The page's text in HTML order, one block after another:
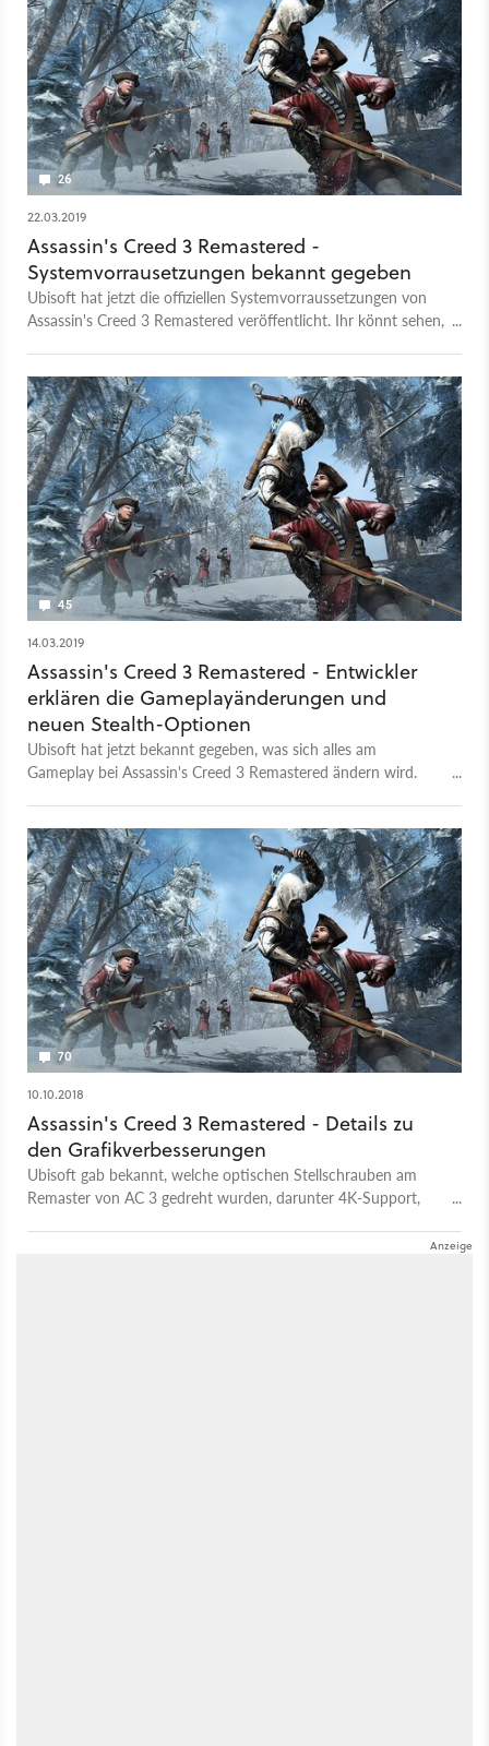
26
22.03.2019
Assassin's Creed 3 Remastered -
Systemvorrausetzungen bekannt gegeben
Ubisoft hat jetzt die offiziellen Systemvorraussetzungen von
Assassin's Creed 3 Remastered veröffentlicht. Ihr könnt sehen,
45
14.03.2019
Assassin's Creed 3 Remastered - Entwickler
erklären die Gameplayänderungen und
neuen Stealth-Optionen
Ubisoft hat jetzt bekannt gegeben, was sich alles am
Gameplay bei Assassin's Creed 3 Remastered ändern wird.
70
10.10.2018
Assassin's Creed 3 Remastered - Details zu
den Grafikverbesserungen
Ubisoft gab bekannt, welche optischen Stellschrauben am
Remaster von AC 3 gedreht wurden, darunter 4K-Support,